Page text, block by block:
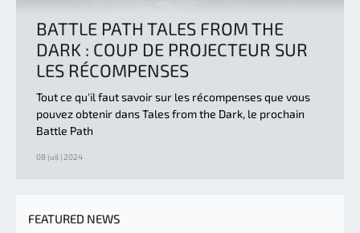
BATTLE PATH TALES FROM THE
DARK : COUP DE PROJECTEUR SUR
LES RÉCOMPENSES
Tout ce qu'il faut savoir sur les récompenses que vous
pouvez obtenir dans Tales from the Dark, le prochain
Battle Path
08 juil | 2024
FEATURED NEWS